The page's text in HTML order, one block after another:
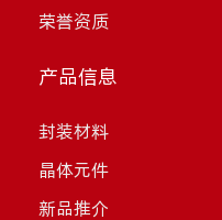
荣誉资质
产品信息
封装材料
晶体元件
新品推介